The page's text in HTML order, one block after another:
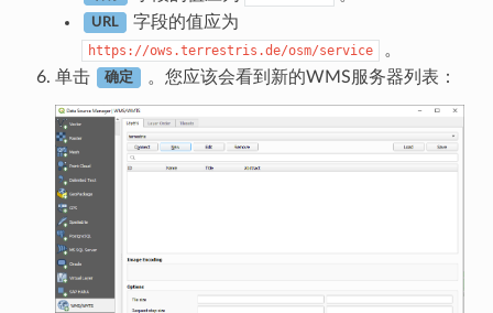
URL 字段的值应为
https://ows.terrestris.de/osm/service
。
单击
确定 。您应该会看到新的WMS服务器列表：